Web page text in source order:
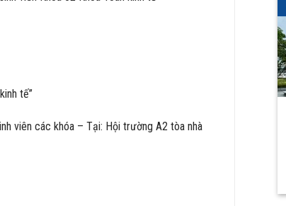
tế”
viên các khóa – Tại: Hội trường A2 tòa nhà